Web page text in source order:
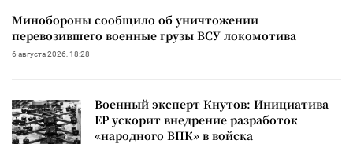
Минобороны сообщило об уничтожении
перевозившего военные грузы ВСУ локомотива
6 августа 2026, 18:28
Военный эксперт Кнутов: Инициатива
ЕР ускорит внедрение разработок
«народного ВПК» в войска